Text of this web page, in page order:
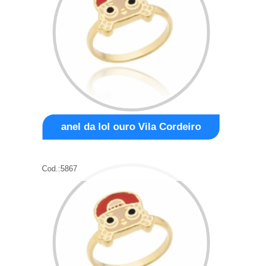
anel da lol ouro Vila Cordeiro
Cod.:5867